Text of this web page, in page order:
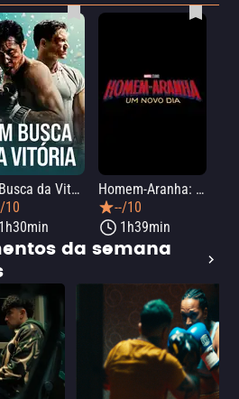
Em Busca da Vitória
10
1h30min
Homem-Aranha: Um Novo Dia
--/10
1h39min
da semana